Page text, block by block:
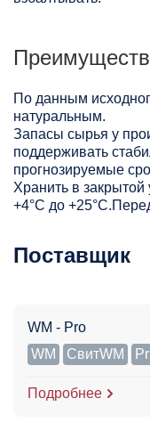
По данным
натуральным.
Запасы сырья у
поддерживать
прогнозируемые
Хранить в закрытой
+4°С до
Поставщик
WM - Pro
WM
СвитWM
Подробнее